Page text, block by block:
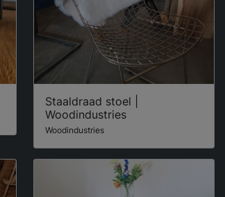
Staaldraad stoel |
Woodindustries
Woodindustries